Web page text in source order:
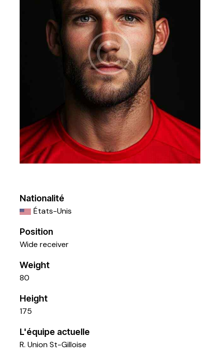
Nationalité
États-Unis
Position
Wide receiver
Weight
80
Height
175
L'équipe actuelle
R. Union St-Gilloise